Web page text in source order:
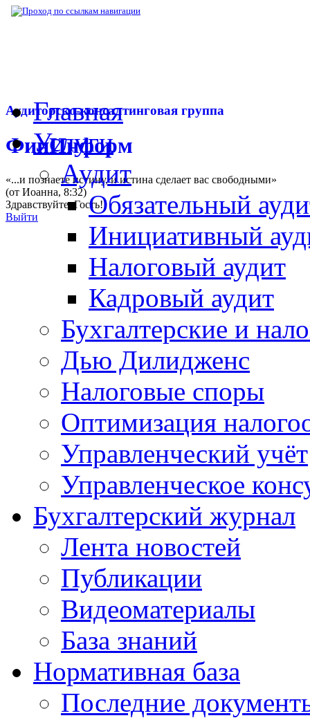
Аудиторско-консалтинговая группа
ФинИнформ
«...и познаете истину, и истина сделает вас свободными»
(от Иоанна, 8:32)
Здравствуйте,Гость!
Выйти
Главная
Услуги
Аудит
Обязательный
Инициативный
Налоговый аудит
Кадровый аудит
Бухгалтерские и
Дью Дилидженс
Налоговые споры
Оптимизация
Управленческий учёт
Управленческое
Бухгалтерский журнал
Лента новостей
Публикации
Видеоматериалы
База знаний
Нормативная база
Последние